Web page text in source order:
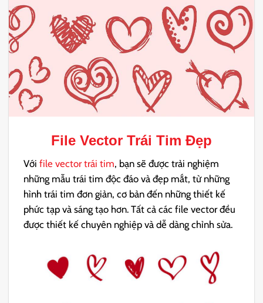
File Vector Trái Tim Đẹp
Vớifile vector trái tim, bạn sẽ được trải nghiệm
những mẫu trái tim độc đáo và đẹp mắt, từ những
hình trái tim đơn giản, cơ bản đến những thiết kế
phức tạp và sáng tạo hơn. Tất cả các file vector đều
được thiết kế chuyên nghiệp và dễ dàng chỉnh sửa.